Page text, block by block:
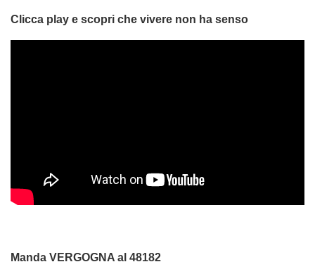
Clicca play e scopri che vivere non ha senso
Manda VERGOGNA al 48182